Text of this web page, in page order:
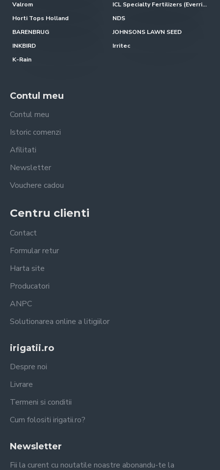
Valrom
ICL Specialty Fertilizers (Everris-Scotts)
Horti Tops Holland
NDS
BARENBRUG
JOHNSONS LAWN SEED
INKBIRD
Irritec
K-Rain
Contul meu
Contul meu
Istoric comenzi
Afilitati
Newsletter
Vouchere cadou
Centru clienti
Contact
Formular retur
Harta site
Producatori
ANPC
Solutionarea online a litigiilor
irigatii.ro
Despre noi
Livrare
Termeni si conditii
Cum folositi irigatii.ro?
Newsletter
Fii la curent cu noutatile noastre abonandu-te la